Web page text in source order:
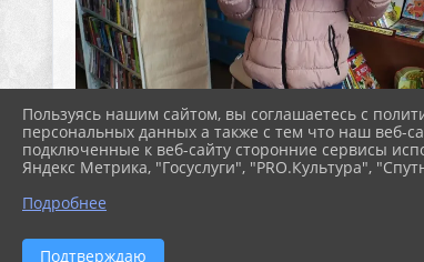
Пользуясь нашим сайтом, вы соглашаетесь с
персональных данных а также с тем что наш веб-
подключенные к веб-сайту сторонние сервисы
Яндекс Метрика, "Госуслуги", "PRO.Культура",
Подробнее
Подтверждаю